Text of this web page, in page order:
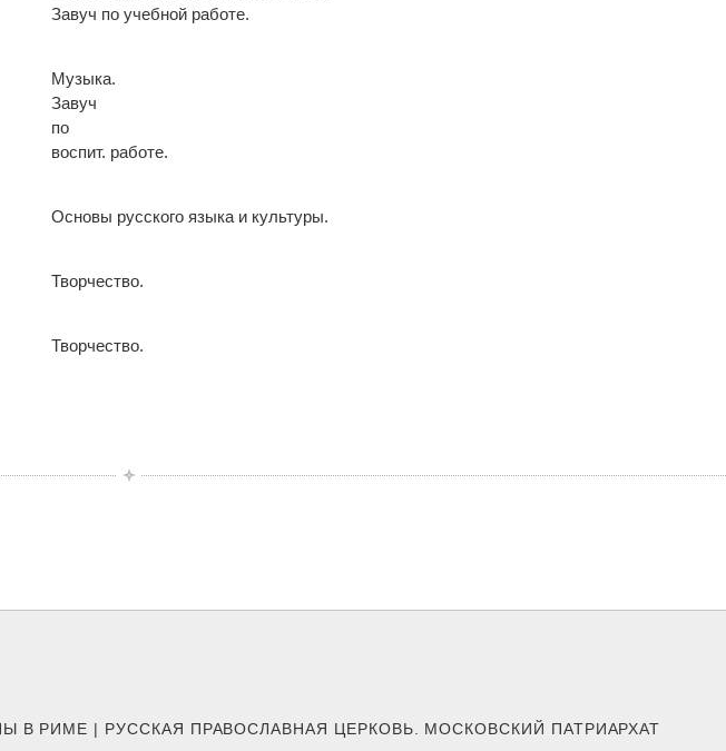
Завуч по учебной работе.
Музыка.
Завуч
по
воспит. работе.
Основы русского языка и культуры.
Творчество.
Творчество.
В РИМЕ | РУССКАЯ ПРАВОСЛАВНАЯ ЦЕРКОВЬ. МОСКОВСКИЙ ПАТРИАРХАТ